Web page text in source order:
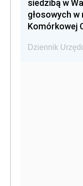
siedzibą w
głosowych
Komórkowej
Dziennik